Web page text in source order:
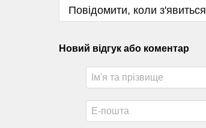
Повідомити, коли з'явиться
Новий відгук або коментар